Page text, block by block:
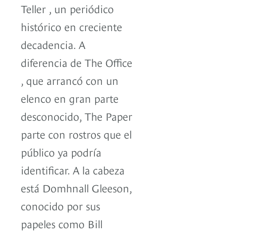
Teller , un periódico
histórico en creciente
decadencia. A
diferencia de The Office
, que arrancó con un
elenco en gran parte
desconocido, The Paper
parte con rostros que el
público ya podría
identificar. A la cabeza
está Domhnall Gleeson,
conocido por sus
papeles como Bill